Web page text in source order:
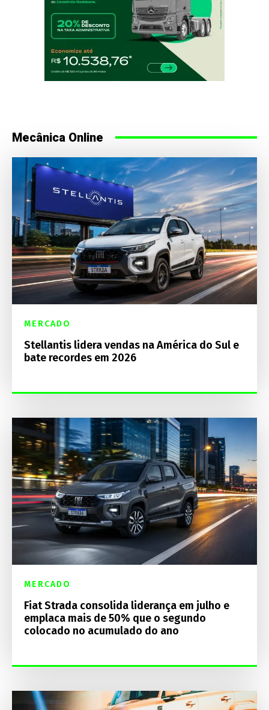
Mecânica Online
MERCADO
Stellantis lidera vendas na América do Sul e
bate recordes em 2026
MERCADO
Fiat Strada consolida liderança em julho e
emplaca mais de 50% que o segundo
colocado no acumulado do ano